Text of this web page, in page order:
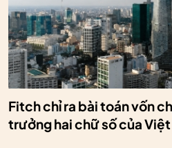
Fitch chỉ ra bài toán vốn
trưởng hai chữ số của Việt